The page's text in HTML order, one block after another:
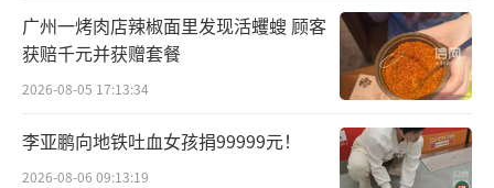
一场鸡犬升天的旧梦
现在房地产的逻辑已经彻底变了，以前房
价为什么能涨？其实逻辑非常简单粗暴，靠的
广州一烤肉店辣椒面里发现活蠼螋 顾客
获赔千元并获赠套餐
2026-08-05 17:13:34
李亚鹏向地铁吐血女孩捐99999元！
2026-08-06 09:13:19